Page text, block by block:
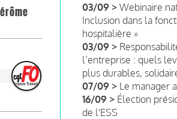
03/09 > Webinaire
Inclusion dans la
hospitalière »
03/09 >
l’entreprise : quels
plus durables,
07/09 > Le manager
16/09 > Élection
de l'ESS